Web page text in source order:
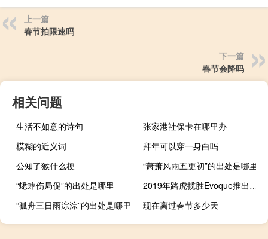
上一篇
春节拍限速吗
下一篇
春节会降吗
相关问题
生活不如意的诗句
张家港社保卡在哪里办
模糊的近义词
拜年可以穿一身白吗
公知了猴什么梗
“萧萧风雨五更初”的出处是哪里
“蟋蟀伤局促”的出处是哪里
2019年路虎揽胜Evoque推出1.5 3cyl混合动力车
“孤舟三日雨淙淙”的出处是哪里
现在离过春节多少天